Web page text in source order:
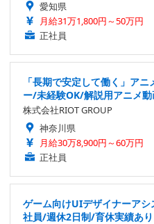
愛知県
月給31万1,800円～50万円
正社員
「長期で安定して働く」ア
ー/未経験OK/解説用アニメ
株式会社RIOT GROUP
神奈川県
月給30万8,900円～60万円
正社員
ゲーム向けUIデザイナーア
社員/週休2日制/育休実績あ